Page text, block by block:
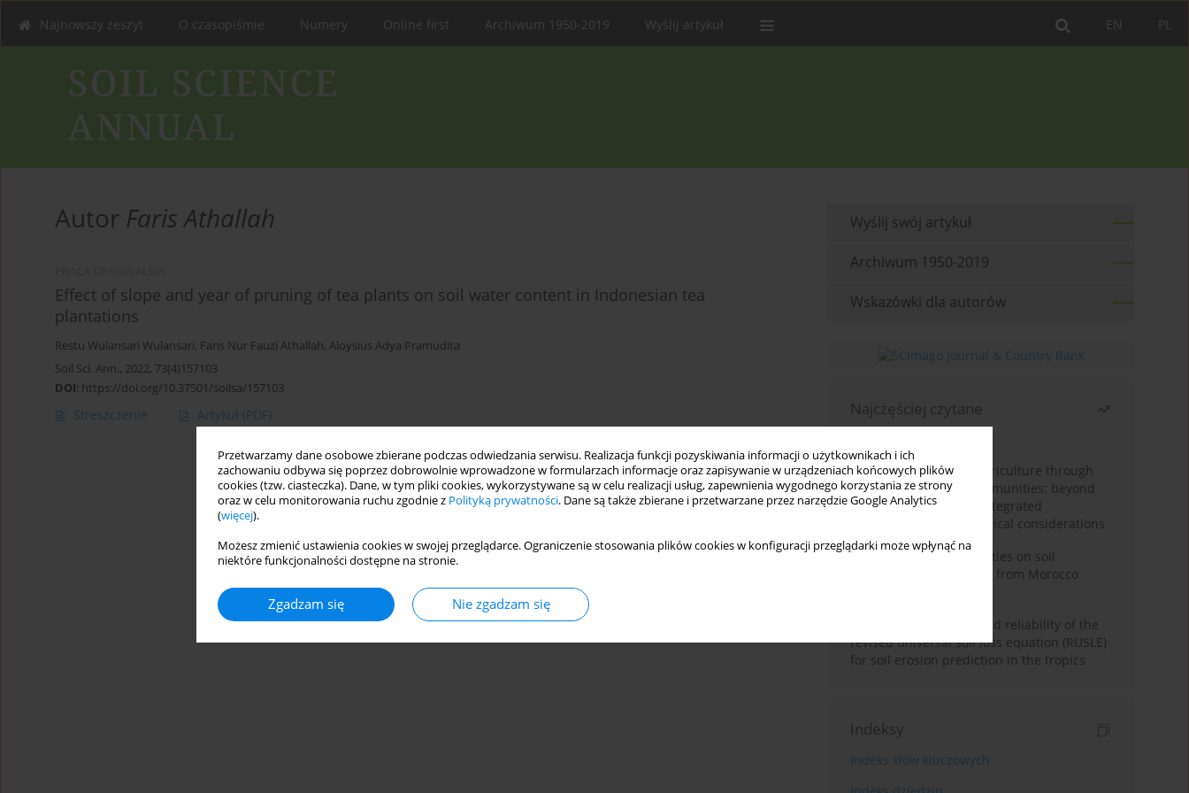
Przetwarzamy dane osobowe zbierane podczas odwiedzania serwisu. Realizacja funkcji pozyskiwania informacji o użytkownikach i ich
zachowaniu odbywa się poprzez dobrowolnie wprowadzone w formularzach informacje oraz zapisywanie w urządzeniach końcowych plików
cookies (tzw. ciasteczka). Dane, w tym pliki cookies, wykorzystywane są w celu realizacji usług, zapewnienia wygodnego korzystania ze strony
oraz w celu monitorowania ruchu zgodnie z Polityką prywatności. Dane są także zbierane i przetwarzane przez narzędzie Google Analytics
(więcej).
Możesz zmienić ustawienia cookies w swojej przeglądarce. Ograniczenie stosowania plików cookies w konfiguracji przeglądarki może wpłynąć na
niektóre funkcjonalności dostępne na stronie.
Zgadzam się Nie zgadzam się
PL
EN
Najnowszy zeszyt O czasopiśmie Numery Online first Archiwum 1950-2019 Wyślij artykuł
Autor Faris Athallah
Effect of slope and year of pruning of tea plants on soil water content in Indonesian tea
plantations
Restu Wulansari Wulansari, Faris Nur Fauzi Athallah, Aloysius Adya Pramudita
Soil Sci. Ann., 2022, 73(4)157103
DOI: https://doi.org/10.37501/soilsa/157103
Streszczenie Artykuł (PDF)
Wyślij swój artykuł
Archiwum 1950-2019
Wskazówki dla autorów
Najczęściej czytane
Towards sustainable agriculture through
synthetic microbial communities: beyond
multifunctional roles, integrated
applications, and ecological considerations
Impacts of mining activities on soil
properties: case studies from Morocco
Revisiting the questioned reliability of the
revised universal soil loss equation (RUSLE)
for soil erosion prediction in the tropics
Indeksy
Indeks słów kluczowych